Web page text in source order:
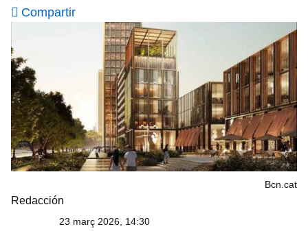
Compartir
Bcn.cat
Redacción
23 març 2026, 14:30